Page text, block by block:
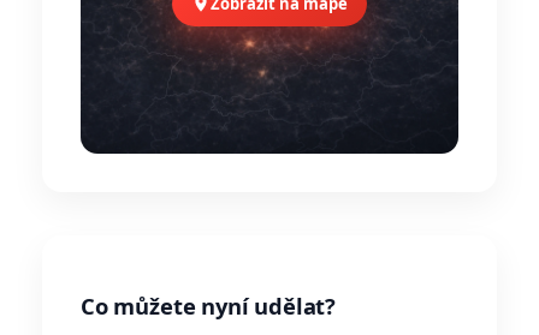
Co můžete nyní udělat?